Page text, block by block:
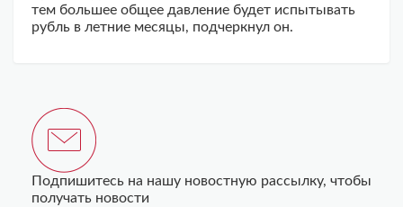
тем большее общее давление будет испытывать
рубль в летние месяцы, подчеркнул он.
Подпишитесь на нашу новостную рассылку, чтобы
получать новости